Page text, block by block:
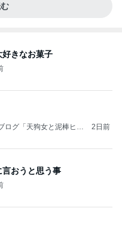
きなお菓子
ログ「天狗女と泥棒ヒゲ
2日前
おうと思う事